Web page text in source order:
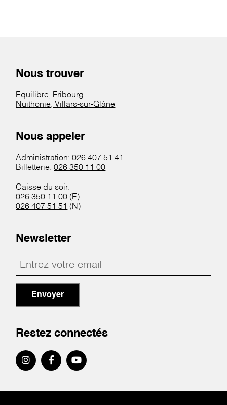
Nous trouver
Equilibre, Fribourg
Nuithonie, Villars-sur-Glâne
Nous appeler
Administration:026 407 51 41
Billetterie:026 350 11 00
Caisse du soir:
026 350 11 00 (E)
026 407 51 51 (N)
Newsletter
Envoyer
Restez connectés